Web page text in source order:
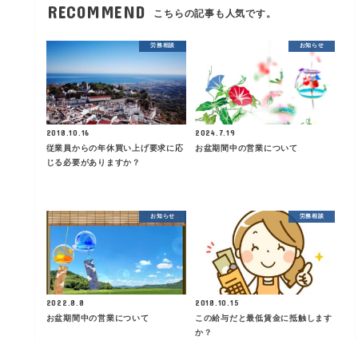
RECOMMEND こちらの記事も人気です。
労務相談
2018.10.16
従業員からの年休買い上げ要求に応
じる必要がありますか？
お知らせ
2024.7.19
お盆期間中の営業について
お知らせ
2022.8.8
お盆期間中の営業について
労務相談
2018.10.15
この給与だと最低賃金に抵触します
か？